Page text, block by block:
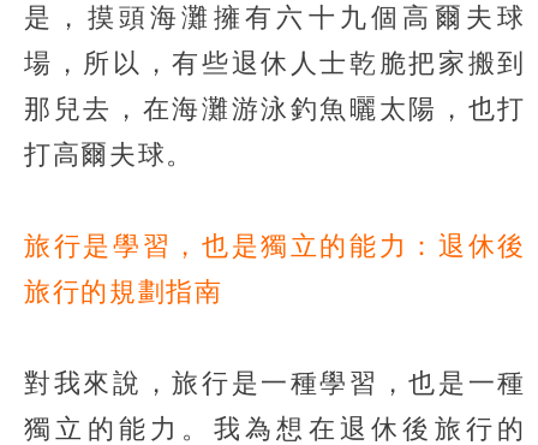
是，摸頭海灘擁有六十九個高爾夫球
場，所以，有些退休人士乾脆把家搬到
那兒去，在海灘游泳釣魚曬太陽，也打
打高爾夫球。
旅行是學習，也是獨立的能力：退休後
旅行的規劃指南
對我來說，旅行是一種學習，也是一種
獨立的能力。我為想在退休後旅行的